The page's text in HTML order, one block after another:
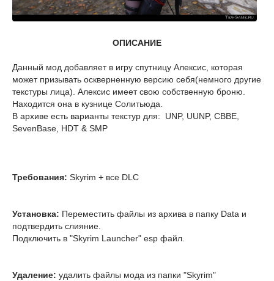
ОПИСАНИЕ
Данный мод добавляет в игру спутницу Алексис, которая
может призывать оскверненную версию себя(немного другие
текстуры лица). Алексис имеет свою собственную броню.
Находится она в кузнице Солитьюда.
В архиве есть варианты текстур для: UNP, UUNP, CBBE,
SevenBase, HDT & SMP
Требования: Skyrim + все DLC
Установка: Переместить файлы из архива в папку Data и
подтвердить слияние.
Подключить в "Skyrim Launcher" esp файл.
Удаление: удалить файлы мода из папки "Skyrim"